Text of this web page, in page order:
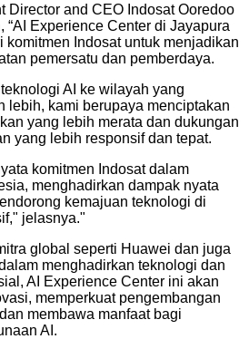
Director and CEO Indosat Ooredoo
“AI Experience Center di Jayapura
komitmen Indosat untuk menjadikan
pemersatu dan pemberdaya.
AI ke wilayah yang
lebih, kami berupaya menciptakan
yang lebih merata dan dukungan
yang lebih responsif dan tepat.
komitmen Indosat dalam
menghadirkan dampak nyata
kemajuan teknologi di
jelasnya."
global seperti Huawei dan juga
menghadirkan teknologi dan
AI Experience Center ini akan
memperkuat pengembangan
membawa manfaat bagi
AI.